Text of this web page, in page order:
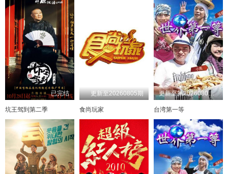
第20230323集 第20230328集 第20230327集 第20230330集
第20230403集 第20230404集 第20230405集 第20230406集
第20230410集 第20230411集 第20230412集 第20230413集
第20230417集 第20230418集 第20230419集 第20230420集
第20230424集 第20230426集 第20230427集
第20230501集 第20230502集 第20230503集 第20230504集
第20230508集 第20230509集 第20230510集 第20230511集
第20230515集 第20230516集 第20230517集 第20230522集
第20230523集 第20230524集 第20230525集 第20230529集
20230509 迅雷下载 直接下载
20230419 迅雷下载 直接下载
20230309 迅雷下载 直接下载
20230209 迅雷下载 直接下载
20230119 迅雷下载 直接下载
20230109 迅雷下载 直接下载
20220929 迅雷下载 直接下载
20240129 直接下载
已完结
坑王驾到第二季
更新至20260805期
食尚玩家
更新至第20260802期
台湾第一等